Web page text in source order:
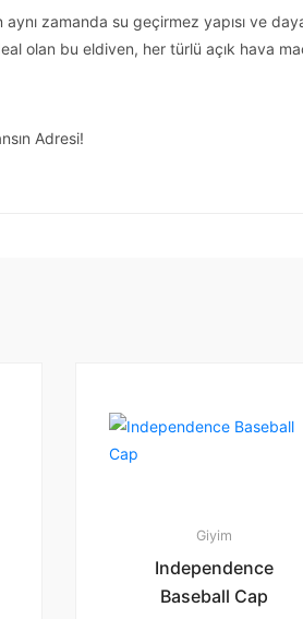
zamanda su geçirmez yapısı ve
olan bu eldiven, her türlü açık hava
Adresi!
Giyim
Independence
Baseball Cap